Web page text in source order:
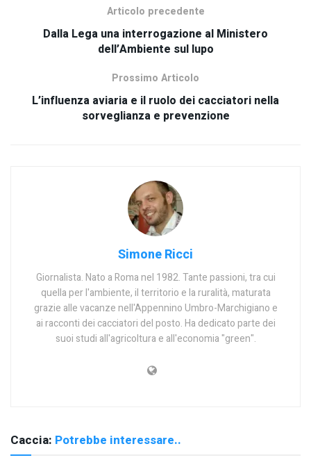
Articolo precedente
Dalla Lega una interrogazione al Ministero
dell’Ambiente sul lupo
Prossimo Articolo
L’influenza aviaria e il ruolo dei cacciatori nella
sorveglianza e prevenzione
Simone Ricci
Giornalista. Nato a Roma nel 1982. Tante passioni, tra cui
quella per l'ambiente, il territorio e la ruralità, maturata
grazie alle vacanze nell'Appennino Umbro-Marchigiano e
ai racconti dei cacciatori del posto. Ha dedicato parte dei
suoi studi all'agricoltura e all'economia "green".
Caccia: Potrebbe interessare..